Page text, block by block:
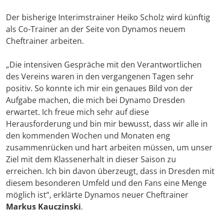
Der bisherige Interimstrainer Heiko Scholz wird künftig
als Co-Trainer an der Seite von Dynamos neuem
Cheftrainer arbeiten.
„Die intensiven Gespräche mit den Verantwortlichen
des Vereins waren in den vergangenen Tagen sehr
positiv. So konnte ich mir ein genaues Bild von der
Aufgabe machen, die mich bei Dynamo Dresden
erwartet. Ich freue mich sehr auf diese
Herausforderung und bin mir bewusst, dass wir alle in
den kommenden Wochen und Monaten eng
zusammenrücken und hart arbeiten müssen, um unser
Ziel mit dem Klassenerhalt in dieser Saison zu
erreichen. Ich bin davon überzeugt, dass in Dresden mit
diesem besonderen Umfeld und den Fans eine Menge
möglich ist“, erklärte Dynamos neuer Cheftrainer
Markus Kauczinski.